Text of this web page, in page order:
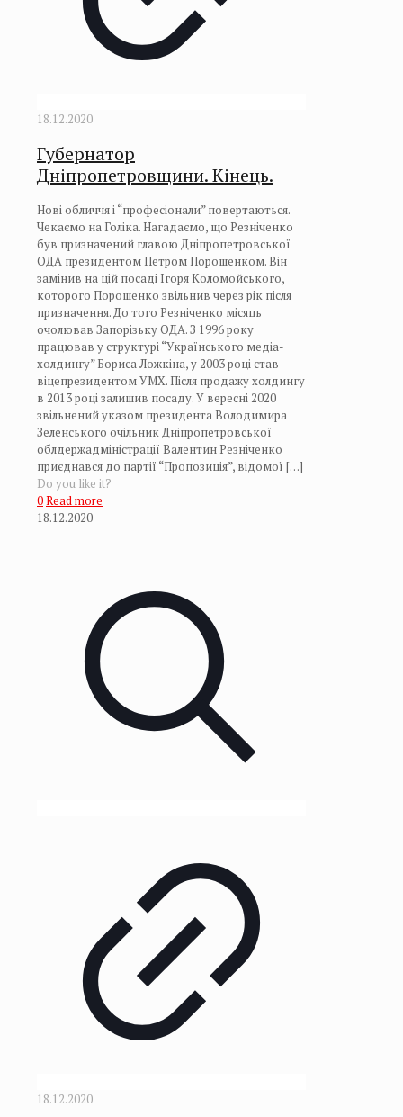
18.12.2020
Губернатор
Дніпропетровщини. Кінець.
Нові обличчя і “професіонали” повертаються.
Чекаємо на Голіка. Нагадаємо, що Резніченко
був призначений главою Дніпропетровської
ОДА президентом Петром Порошенком. Він
замінив на цій посаді Ігоря Коломойського,
которого Порошенко звільнив через рік після
призначення. До того Резніченко місяць
очолював Запорізьку ОДА. З 1996 року
працював у структурі “Українського медіа-
холдингу” Бориса Ложкіна, у 2003 році став
віцепрезидентом УМХ. Після продажу холдингу
в 2013 році залишив посаду. У вересні 2020
звільнений указом президента Володимира
Зеленського очільник Дніпропетровської
облдержадміністрації Валентин Резніченко
приєднався до партії “Пропозиція”, відомої […]
Do you like it?
0Read more
18.12.2020
18.12.2020